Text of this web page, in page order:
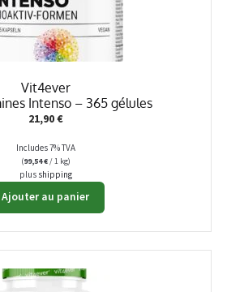
Vit4ever
Intenso – 365 gélules
21,90€
Includes 7% TVA
(99,54€/ 1 kg)
plus shipping
Ajouter au panier